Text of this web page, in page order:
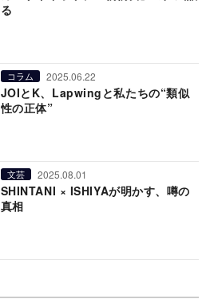
る
コラム 2025.06.22
JOIとK、Lapwingと私たちの“類似
性の正体”
文芸 2025.08.01
SHINTANI × ISHIYAが明かす、噂の
真相